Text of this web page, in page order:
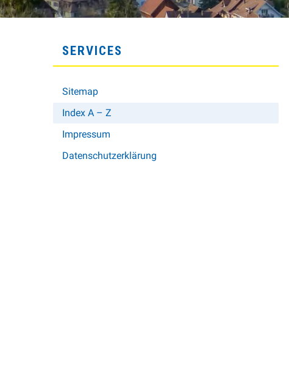
SUBNAVIGATION
SERVICES
Sitemap
Index A – Z
Impressum
Datenschutzerklärung